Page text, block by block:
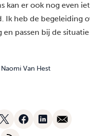
kan er ook nog even
Ik heb de begeleiding
passen bij de situatie
Naomi Van Hest